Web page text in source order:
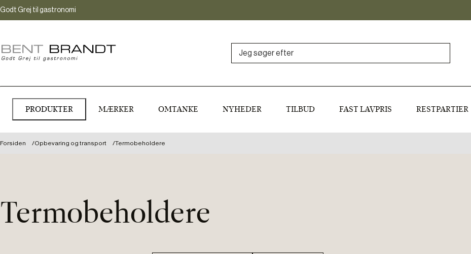
Godt Grej til gastronomi
PRODUKTER MÆRKER OMTANKE NYHEDER TILBUD FAST LAVPRIS RESTPARTIER
Forsiden Opbevaring og transport Termobeholdere
Termobeholdere